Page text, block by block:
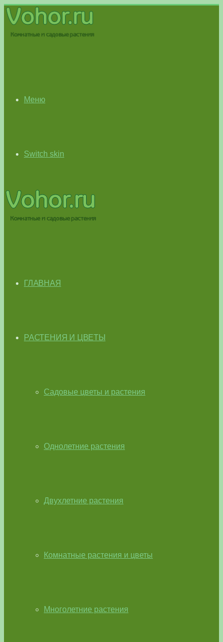
Меню
Switch skin
ГЛАВНАЯ
РАСТЕНИЯ И ЦВЕТЫ
Садовые цветы и растения
Однолетние растения
Двухлетние растения
Комнатные растения и цветы
Многолетние растения